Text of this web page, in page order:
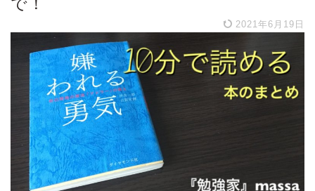
2021年6月19日